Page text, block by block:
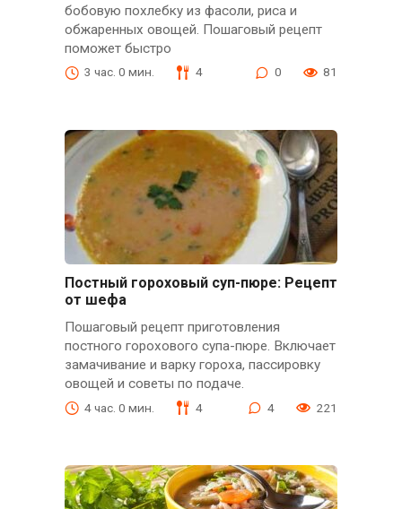
бобовую похлебку из фасоли, риса и
обжаренных овощей. Пошаговый рецепт
поможет быстро
3 час. 0 мин. 4 0 81
Постный гороховый суп-пюре: Рецепт
от шефа
Пошаговый рецепт приготовления
постного горохового супа-пюре. Включает
замачивание и варку гороха, пассировку
овощей и советы по подаче.
4 час. 0 мин. 4 4 221